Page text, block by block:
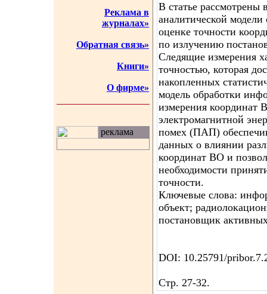
Реклама в
журналах»
Обратная связь»
Книги»
О фирме»
реклама
В статье рассмотрены
аналитической
оценке точности
по излучению
Следящие измерения
точностью, которая
накопленных
модель обработки
измерения координат
электромагнитной
помех (ПАП)
данных о влиянии
координат ВО и
необходимости
точности.
Ключевые слова:
объект;
постановщик
DOI: 10.25791/
Стр. 27-32.